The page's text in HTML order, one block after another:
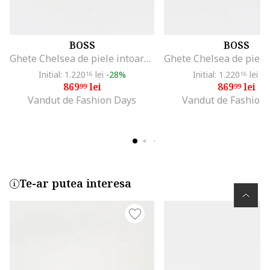
BOSS
Ghete Chelsea de piele intoarsa cu segmente textile Calev, Negru
Initial: 1.22016 lei -28%
86999lei
Vandut de Fashion Days
BOSS
Initial: 1.22016 lei
86999lei
Vandut de Fashion
Te-ar putea interesa